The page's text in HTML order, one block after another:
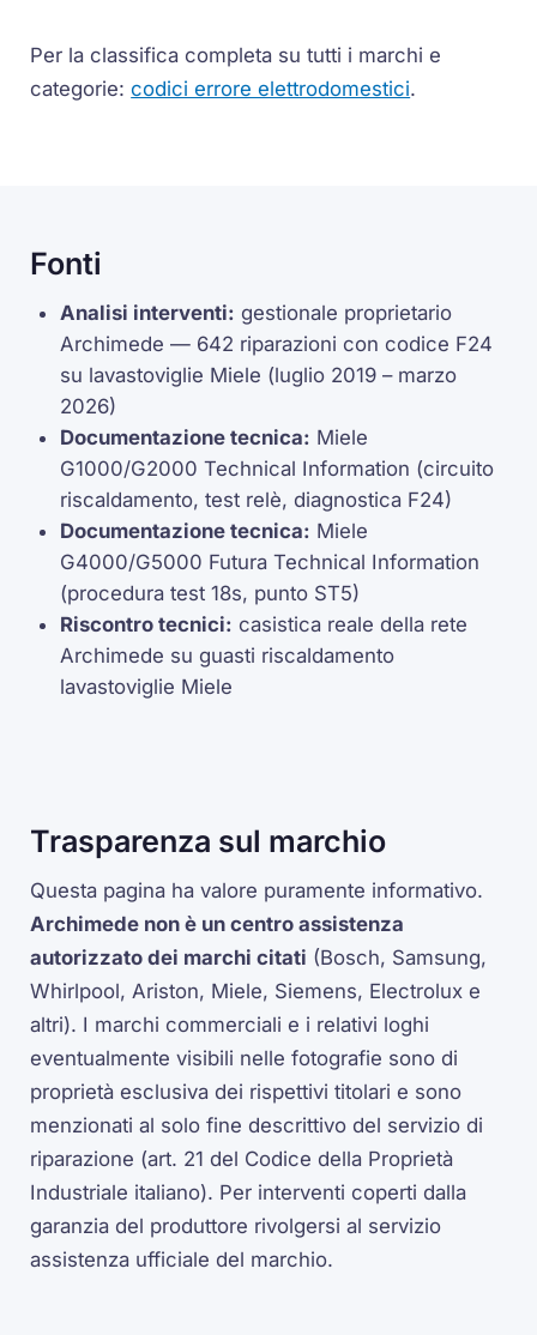
Per la classifica completa su tutti i marchi e
categorie:codici errore elettrodomestici.
Fonti
Analisi interventi: gestionale proprietario
Archimede — 642 riparazioni con codice F24
su lavastoviglie Miele (luglio 2019 – marzo
2026)
Documentazione tecnica: Miele
G1000/G2000 Technical Information (circuito
riscaldamento, test relè, diagnostica F24)
Documentazione tecnica: Miele
G4000/G5000 Futura Technical Information
(procedura test 18s, punto ST5)
Riscontro tecnici: casistica reale della rete
Archimede su guasti riscaldamento
lavastoviglie Miele
Trasparenza sul marchio
Questa pagina ha valore puramente informativo.
Archimede non è un centro assistenza
autorizzato dei marchi citati (Bosch, Samsung,
Whirlpool, Ariston, Miele, Siemens, Electrolux e
altri). I marchi commerciali e i relativi loghi
eventualmente visibili nelle fotografie sono di
proprietà esclusiva dei rispettivi titolari e sono
menzionati al solo fine descrittivo del servizio di
riparazione (art. 21 del Codice della Proprietà
Industriale italiano). Per interventi coperti dalla
garanzia del produttore rivolgersi al servizio
assistenza ufficiale del marchio.